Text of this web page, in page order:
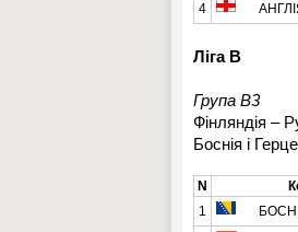
4
Ліга B
Група B3
Фінляндія –
Боснія і
N
1